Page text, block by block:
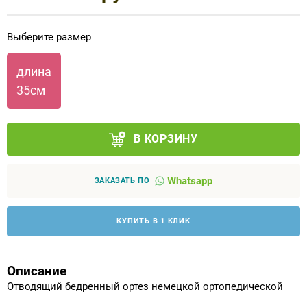
Выберите размер
длина
35см
В КОРЗИНУ
ЗАКАЗАТЬ ПО Whatsapp
КУПИТЬ В 1 КЛИК
Описание
Отводящий бедренный ортез немецкой ортопедической
инвалидов
Противопролежневые матрасы, подушки
ОПОРЫ, ВЕРТИКАЛИЗАТОРЫ, Оборудование